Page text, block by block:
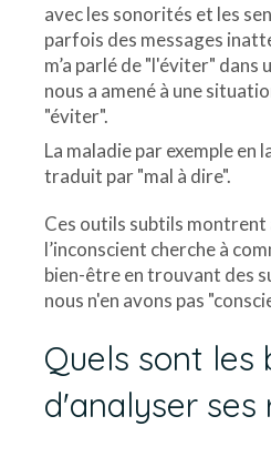
avec les sonorités et les
parfois des messages
m’a parlé de "l'éviter" dans
nous a amené à une
"éviter".
La maladie par exemple en
traduit par "mal à dire".
Ces outils subtils montrent
l’inconscient cherche à
bien-être en trouvant des
nous n'en avons pas
Quels sont les
d'analyser ses